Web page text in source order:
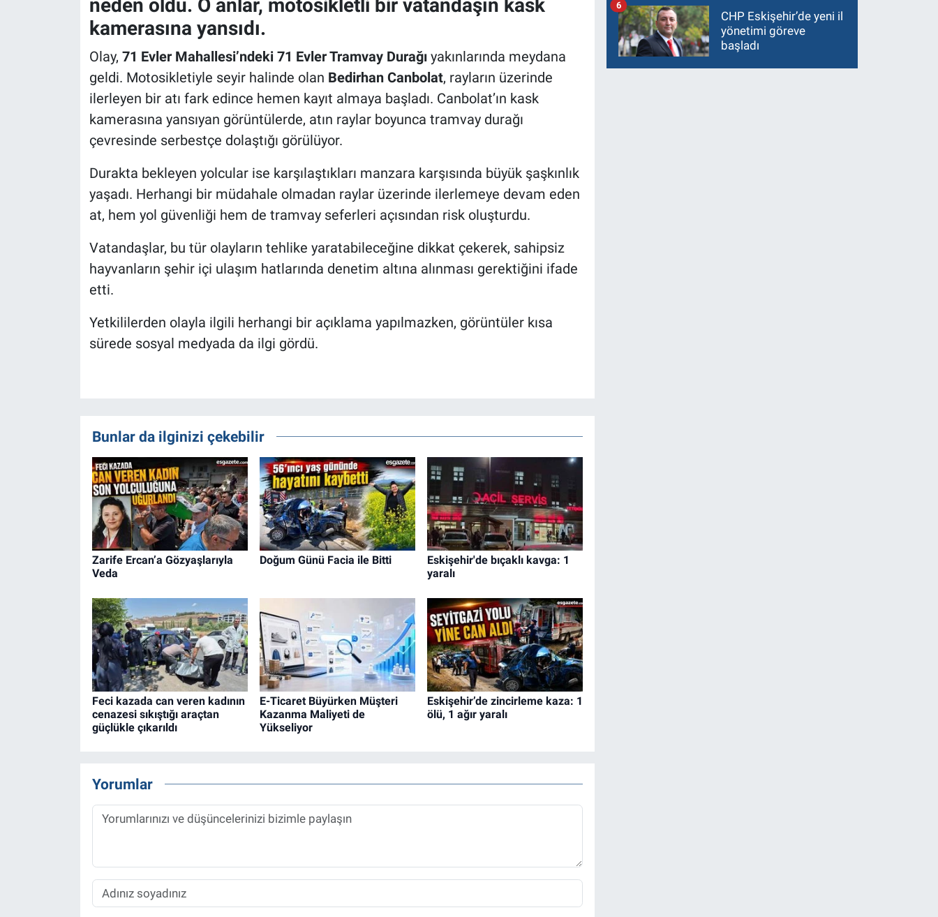
neden oldu. O anlar, motosikletli bir vatandaşın kask
kamerasına yansıdı.
Olay, 71 Evler Mahallesi’ndeki 71 Evler Tramvay Durağıyakınlarında meydana
geldi. Motosikletiyle seyir halinde olan Bedirhan Canbolat, rayların üzerinde
ilerleyen bir atı fark edince hemen kayıt almaya başladı. Canbolat’ın kask
kamerasına yansıyan görüntülerde, atın raylar boyunca tramvay durağı
çevresinde serbestçe dolaştığı görülüyor.
Durakta bekleyen yolcular ise karşılaştıkları manzara karşısında büyük şaşkınlık
yaşadı. Herhangi bir müdahale olmadan raylar üzerinde ilerlemeye devam eden
at, hem yol güvenliği hem de tramvay seferleri açısından risk oluşturdu.
Vatandaşlar, bu tür olayların tehlike yaratabileceğine dikkat çekerek, sahipsiz
hayvanların şehir içi ulaşım hatlarında denetim altına alınması gerektiğini ifade
etti.
Yetkililerden olayla ilgili herhangi bir açıklama yapılmazken, görüntüler kısa
sürede sosyal medyada da ilgi gördü.
Bunlar da ilginizi çekebilir
Zarife Ercan’a Gözyaşlarıyla
Veda
Doğum Günü Facia ile Bitti
Eskişehir'de bıçaklı kavga: 1
yaralı
Feci kazada can veren kadının
cenazesi sıkıştığı araçtan
güçlükle çıkarıldı
E-Ticaret Büyürken Müşteri
Kazanma Maliyeti de
Yükseliyor
Eskişehir’de zincirleme kaza: 1
ölü, 1 ağır yaralı
Yorumlar
CHP Eskişehir’de yeni il
yönetimi göreve
başladı
6